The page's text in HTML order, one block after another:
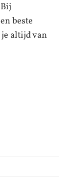
beste
altijd van